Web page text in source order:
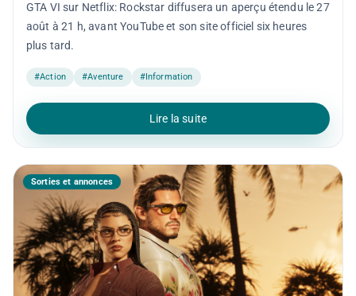
GTA VI sur Netflix: Rockstar diffusera un aperçu étendu le 27
août à 21 h, avant YouTube et son site officiel six heures
plus tard.
#Action #Aventure #Information
Lire la suite
Sorties et annonces